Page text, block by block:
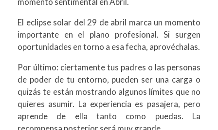
El eclipse solar del 29 de abril marca un momento
importante en el plano profesional. Si surgen
oportunidades en torno a esa fecha, aprovéchalas.
Por último: ciertamente tus padres o las personas
de poder de tu entorno, pueden ser una carga o
quizás te están mostrando algunos límites que no
quieres asumir. La experiencia es pasajera, pero
aprende de ella tanto como puedas. La